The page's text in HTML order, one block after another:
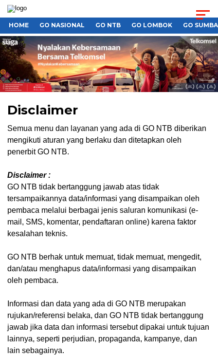
HOME GO NASIONAL GO NTB GO LOMBOK GO
Disclaimer
Semua menu dan layanan yang ada di GO NTB diberikan
mengikuti aturan yang berlaku dan ditetapkan oleh
penerbit GO NTB.
Disclaimer :
GO NTB tidak bertanggung jawab atas tidak
tersampaikannya data/informasi yang disampaikan oleh
pembaca melalui berbagai jenis saluran komunikasi (e-
mail, SMS, komentar, pendaftaran online) karena faktor
kesalahan teknis.
GO NTB berhak untuk memuat, tidak memuat, mengedit,
dan/atau menghapus data/informasi yang disampaikan
oleh pembaca.
Informasi dan data yang ada di GO NTB merupakan
rujukan/referensi belaka, dan GO NTB tidak bertanggung
jawab jika data dan informasi tersebut dipakai untuk tujuan
lainnya, seperti perjudian, propaganda, kampanye, dan
lain sebagainya.